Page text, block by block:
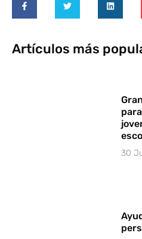
Artículos más
30